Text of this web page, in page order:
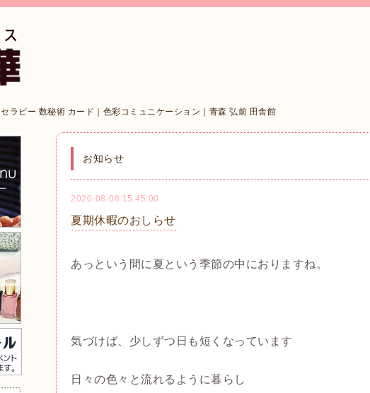
ラピー 数秘術 カード｜色彩コミュニケーション｜青森 弘前 田舎館
お知らせ
2020-08-08 15:45:00
夏期休暇のおしらせ
あっという間に夏という季節の中におりますね。
気づけば、少しずつ日も短くなっています
日々の色々と流れるように暮らし